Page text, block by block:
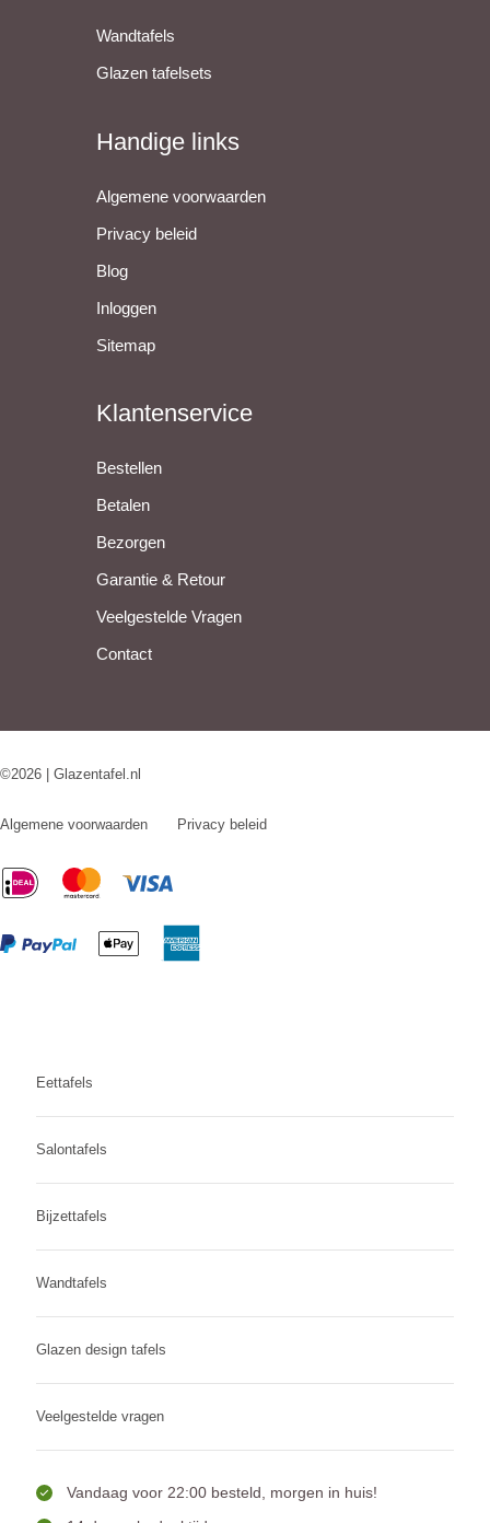
Wandtafels
Glazen tafelsets
Handige links
Algemene voorwaarden
Privacy beleid
Blog
Inloggen
Sitemap
Klantenservice
Bestellen
Betalen
Bezorgen
Garantie & Retour
Veelgestelde Vragen
Contact
©2026 | Glazentafel.nl
Algemene voorwaarden Privacy beleid
Eettafels
Salontafels
Bijzettafels
Wandtafels
Glazen design tafels
Veelgestelde vragen
Vandaag voor 22:00 besteld, morgen in huis!